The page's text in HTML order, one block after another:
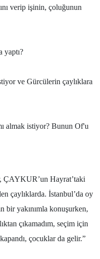
verip işinin, çoluğunun
yaptı?
ve Gürcülerin çaylıklara
almak istiyor? Bunun Of'u
ÇAYKUR’un Hayrat’taki
çaylıklarda. İstanbul’da oy
bir yakınımla konuşurken,
çıkamadım, seçim için
çocuklar da gelir.”